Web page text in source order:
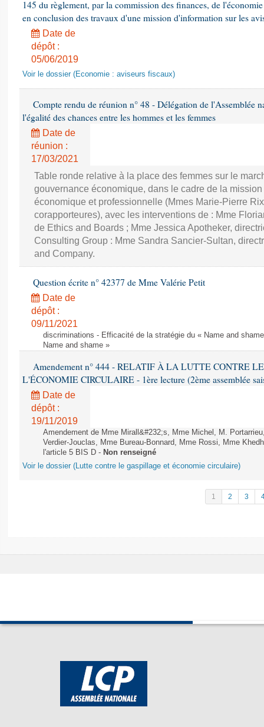
145 du règlement, par la commission des finances, de
en conclusion des travaux d'une mission d'information sur les
Date de
dépôt :
05/06/2019
Voir le dossier (Economie : aviseurs fiscaux)
Compte rendu de réunion n° 48 - Délégation de l'Assemblée
l'égalité des chances entre les hommes et les femmes
Date de
réunion :
17/03/2021
Table ronde relative à la place des femmes sur le
gouvernance économique, dans le cadre de la
économique et professionnelle (Mmes Marie-Pierre
corapporteures), avec les interventions de : Mme
de Ethics and Boards ; Mme Jessica Apotheker,
Consulting Group : Mme Sandra Sancier-Sultan,
and Company.
Question écrite n° 42377 de Mme Valérie Petit
Date de
dépôt :
09/11/2021
discriminations - Efficacité de la stratégie du « Name and
Name and shame »
Amendement n° 444 - RELATIF À LA LUTTE CONTRE
L'ÉCONOMIE CIRCULAIRE - 1ère lecture (2ème assemblée
Date de
dépôt :
19/11/2019
Amendement de Mme Mirall&#232;s, Mme Michel, M.
Verdier-Jouclas, Mme Bureau-Bonnard, Mme Rossi, Mme
l'article 5 BIS D - Non renseigné
Voir le dossier (Lutte contre le gaspillage et économie circulaire)
1 2 3